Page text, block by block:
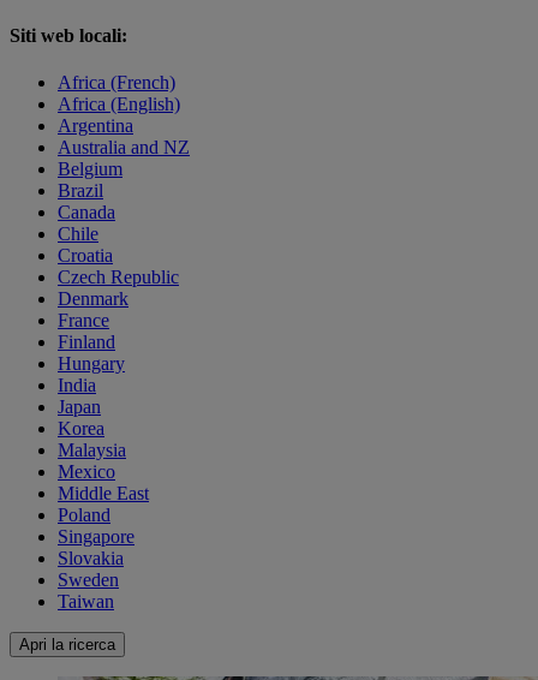
Siti web locali:
Africa (French)
Africa (English)
Argentina
Australia and NZ
Belgium
Brazil
Canada
Chile
Croatia
Czech Republic
Denmark
France
Finland
Hungary
India
Japan
Korea
Malaysia
Mexico
Middle East
Poland
Singapore
Slovakia
Sweden
Taiwan
Apri la ricerca